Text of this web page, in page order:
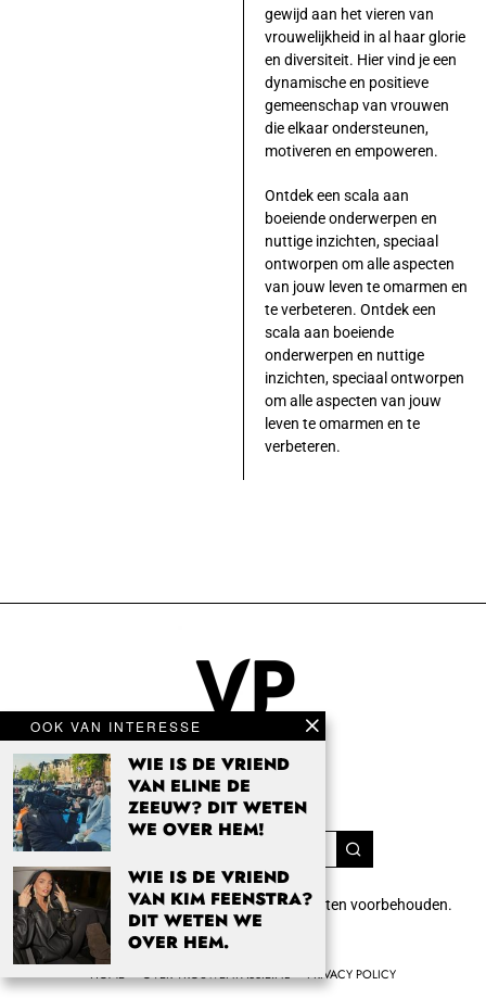
OOK VAN INTERESSE
WIE IS DE VRIEND
VAN ELINE DE
ZEEUW? DIT WETEN
WE OVER HEM!
WIE IS DE VRIEND
VAN KIM FEENSTRA?
DIT WETEN WE
OVER HEM.
gewijd aan het vieren van
vrouwelijkheid in al haar glorie
en diversiteit. Hier vind je een
dynamische en positieve
gemeenschap van vrouwen
die elkaar ondersteunen,
motiveren en empoweren.
Ontdek een scala aan
boeiende onderwerpen en
nuttige inzichten, speciaal
ontworpen om alle aspecten
van jouw leven te omarmen en
te verbeteren. Ontdek een
scala aan boeiende
onderwerpen en nuttige
inzichten, speciaal ontworpen
om alle aspecten van jouw
leven te omarmen en te
verbeteren.
Copyright 2024 Vrouwenpassie.nl. Alle rechten voorbehouden.
info@vrouwenpassie.nl.
HOME OVER VROUWENPASSIE.NL PRIVACY POLICY